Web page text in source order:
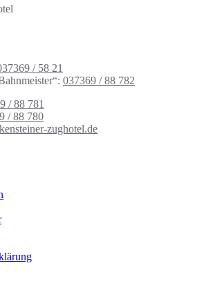
/ 58 21
037369 / 88 782
/ 88 781
/ 88 780
zughotel.de